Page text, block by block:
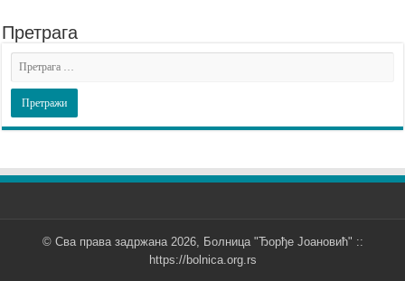
Претрага
© Сва права задржана 2026, Болница "Ђорђе Јоановић" ::
https://bolnica.org.rs